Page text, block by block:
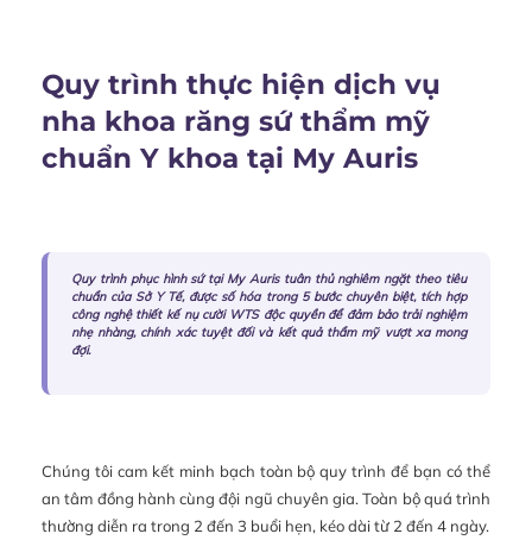
Quy trình thực hiện dịch vụ
nha khoa răng sứ thẩm mỹ
chuẩn Y khoa tại My Auris
Quy trình phục hình sứ tại My Auris tuân thủ nghiêm ngặt theo tiêu
chuẩn của Sở Y Tế, được số hóa trong 5 bước chuyên biệt, tích hợp
công nghệ thiết kế nụ cười WTS độc quyền để đảm bảo trải nghiệm
nhẹ nhàng, chính xác tuyệt đối và kết quả thẩm mỹ vượt xa mong
đợi.
Chúng tôi cam kết minh bạch toàn bộ quy trình để bạn có thể
an tâm đồng hành cùng đội ngũ chuyên gia. Toàn bộ quá trình
thường diễn ra trong 2 đến 3 buổi hẹn, kéo dài từ 2 đến 4 ngày.